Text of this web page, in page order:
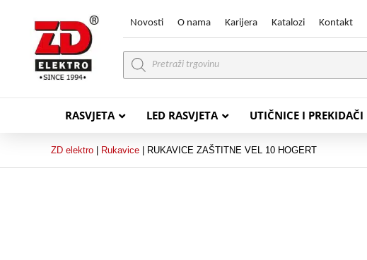
Novosti O nama Karijera Katalozi Kontakt
Products
search
RASVJETA LED RASVJETA UTIČNICE I PREKIDAČI
ZD elektro Rukavice RUKAVICE ZAŠTITNE VEL 10 HOGERT